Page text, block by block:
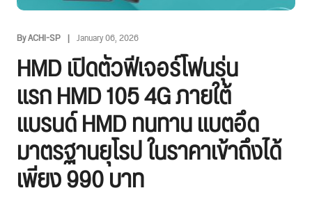
By ACHI-SP January 06, 2026
HMD เปิดตัวฟีเจอร์โฟนรุ่น
แรก HMD 105 4G ภายใต้
แบรนด์ HMD ทนทาน แบตอึด
มาตรฐานยุโรป ในราคาเข้าถึงได้
เพียง 990 บาท